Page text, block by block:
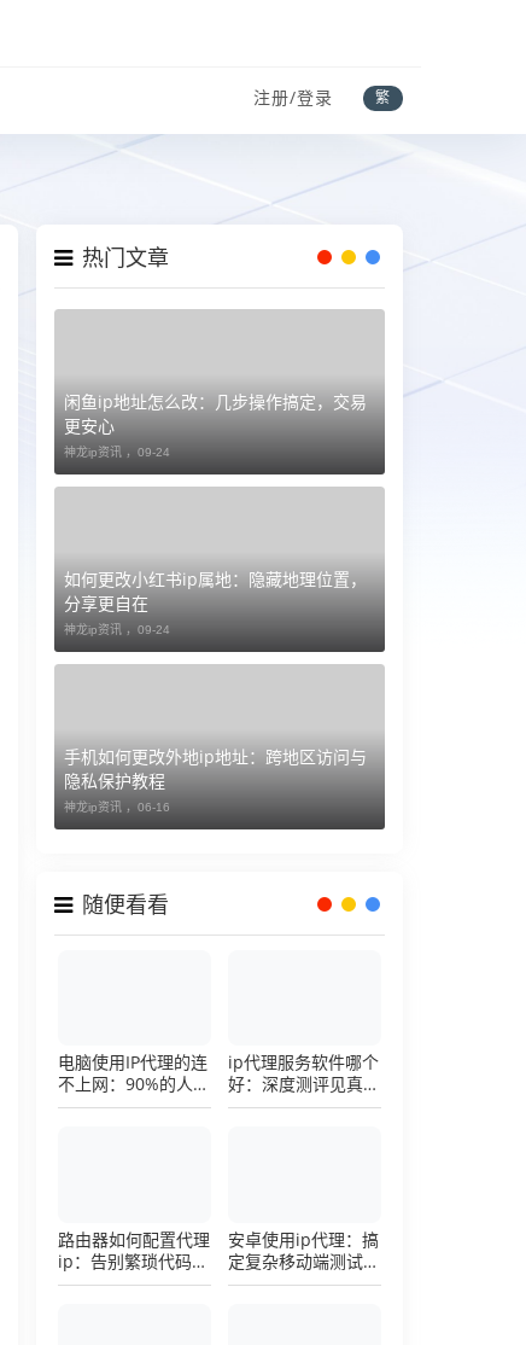
注册/登录 繁
热门文章
闲鱼ip地址怎么改：几步操作搞定，交易
更安心
神龙ip资讯 ， 09-24
如何更改小红书ip属地：隐藏地理位置，
分享更自在
神龙ip资讯 ， 09-24
手机如何更改外地ip地址：跨地区访问与
隐私保护教程
神龙ip资讯 ， 06-16
随便看看
电脑使用IP代理的连
不上网：90%的人踩
过这个坑，一招修复
ip代理服务软件哪个
好：深度测评见真
章，帮你把钱花在刀
路由器如何配置代理
ip：告别繁琐代码，
详解底层配置逻辑
安卓使用ip代理：搞
定复杂移动端测试环
境的超详细配置手册